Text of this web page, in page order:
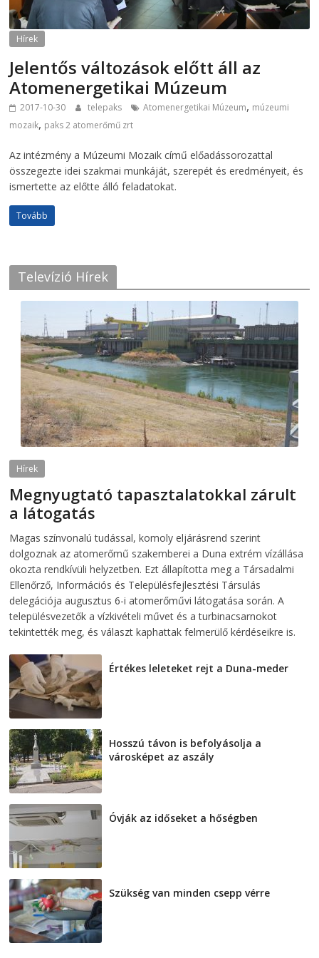
Hírek
Jelentős változások előtt áll az
Atomenergetikai Múzeum
2017-10-30 telepaks Atomenergetikai Múzeum, múzeumi
mozaik, paks 2 atomerőmű zrt
Az intézmény a Múzeumi Mozaik című előadássorozattal
összegezte idei szakmai munkáját, szerepét és eredményeit, és
ismertette az előtte álló feladatokat.
Tovább
Televízió Hírek
Hírek
Megnyugtató tapasztalatokkal zárult
a látogatás
Magas színvonalú tudással, komoly eljárásrend szerint
dolgoznak az atomerőmű szakemberei a Duna extrém vízállása
okozta rendkívüli helyzetben. Ezt állapította meg a Társadalmi
Ellenőrző, Információs és Településfejlesztési Társulás
delegációja augusztus 6-i atomerőművi látogatása során. A
településvezetők a vízkivételi művet és a turbinacsarnokot
tekintették meg, és választ kaphattak felmerülő kérdéseikre is.
Értékes leleteket rejt a Duna-meder
Hosszú távon is befolyásolja a
városképet az aszály
Óvják az időseket a hőségben
Szükség van minden csepp vérre